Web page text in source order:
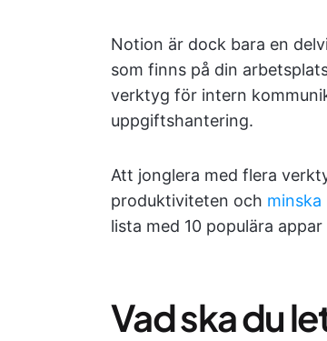
Notion är dock bara en
som finns på din
verktyg för intern
uppgiftshantering.
Att jonglera med flera
produktiviteten och
lista med 10 populära
Vad ska du